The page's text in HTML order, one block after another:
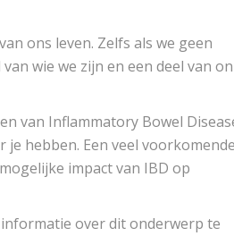
ons leven. Zelfs als we geen
wie we zijn en een deel van
van Inflammatory Bowel
hebben. Een veel voorkomende
impact van IBD op
over dit onderwerp te